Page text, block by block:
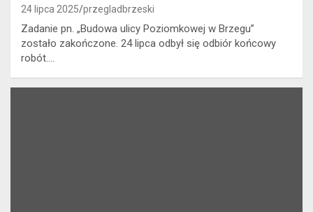
24 lipca 2025 przegladbrzeski
Zadanie pn. „Budowa ulicy Poziomkowej w Brzegu”
zostało zakończone. 24 lipca odbył się odbiór końcowy
robót.…